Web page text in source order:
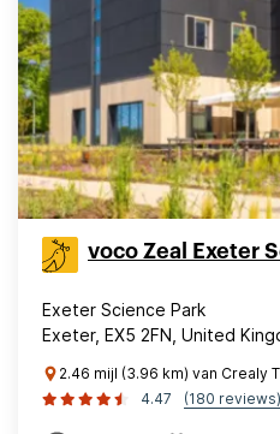
voco Zeal Exeter
Exeter Science Park
Exeter, EX5 2FN, United
2.46 mijl (3.96 km) van Crealy
4.47
(180 reviews)